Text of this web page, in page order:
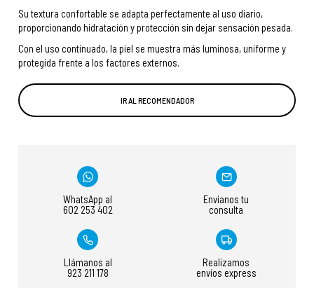
Su textura confortable se adapta perfectamente al uso diario,
proporcionando hidratación y protección sin dejar sensación pesada.
Con el uso continuado, la piel se muestra más luminosa, uniforme y
protegida frente a los factores externos.
IR AL RECOMENDADOR
WhatsApp al
602 253 402
Envíanos tu
consulta
Llámanos al
923 211 178
Realizamos
envíos express